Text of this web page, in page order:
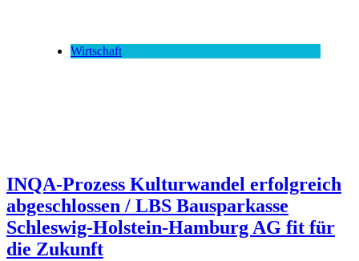
Wirtschaft
INQA-Prozess Kulturwandel erfolgreich
abgeschlossen / LBS Bausparkasse
Schleswig-Holstein-Hamburg AG fit für
die Zukunft